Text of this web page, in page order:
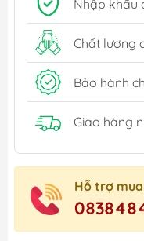
Nhập khẩu
Chất lượng
Bảo hành
Giao hàng
Hỗ trợ